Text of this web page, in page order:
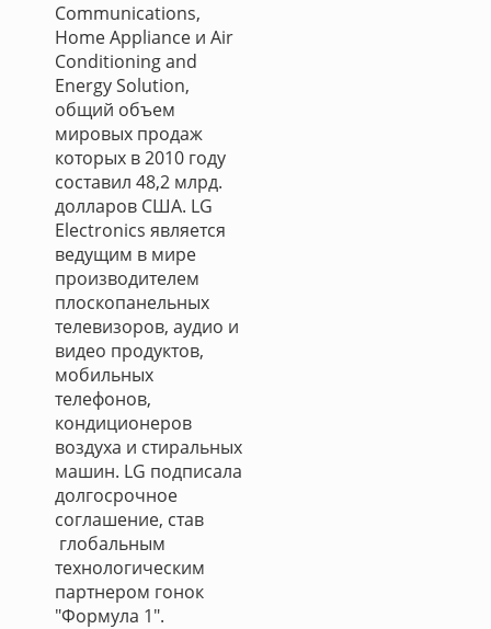
Communications,
Home Appliance и Air
Conditioning and
Energy Solution,
общий объем
мировых продаж
которых в 2010 году
составил 48,2 млрд.
долларов США. LG
Electronics является
ведущим в мире
производителем
плоскопанельных
телевизоров, аудио и
видео продуктов,
мобильных
телефонов,
кондиционеров
воздуха и стиральных
машин. LG подписала
долгосрочное
соглашение, став
глобальным
технологическим
партнером гонок
"Формула 1".